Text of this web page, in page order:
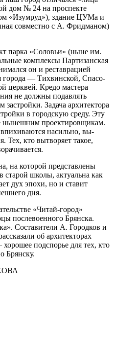
дом № 24 на проспекте
«Изумруд»), зда­ние ЦУМа и
совместно с А. Фрид­маном)
пар­ка «Соловьи» (ныне им.
комплек­сы Партизанская
он и реставра­цией
города — Тихвинской, Спасо-
церквей. Кредо мастера
не должны подавлять
Задача архитектора
в го­родскую среду. Эту
нынешним проекти­ровщикам.
насильно, вы­
Тех, кто вытворяет такое,
на которой представлены
старой шко­лы, актуальна как
дух эпохи, но и ста­вит
дня.
«Читай-город»
послевоен­ного Брянска.
Составители А. Городков и
об архитекторах
под­спорье для тех, кто
Брянску.